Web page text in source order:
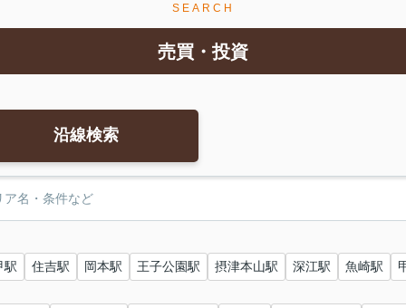
SEARCH
売買・投資
沿線検索
駅 住吉駅 岡本駅 王子公園駅 摂津本山駅 深江駅 魚崎駅